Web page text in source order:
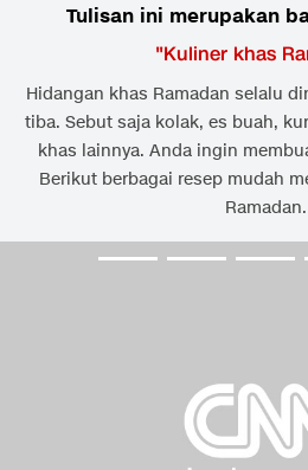
Tulisan ini merupakan
"Kuliner khas
Hidangan khas Ramadan selalu
tiba. Sebut saja kolak, es buah,
khas lainnya. Anda ingin
Berikut berbagai resep mudah
Ramadan.